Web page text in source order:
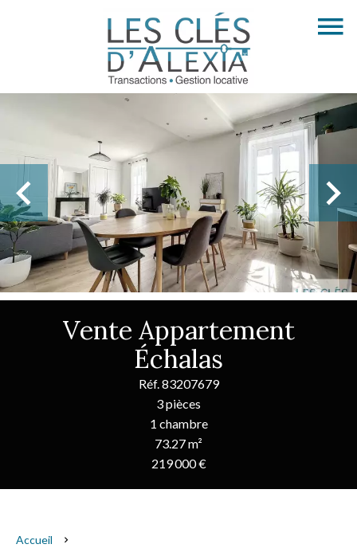
Vente Appartement
Échalas
Réf. 83207679
3 pièces
1 chambre
73.27 m²
219 000 €
Accueil